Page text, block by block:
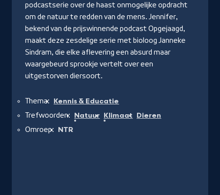
podcastserie over de haast onmogelijke opdracht
om de natuur te redden van de mens. Jennifer,
bekend van de prijswinnende podcast Opgejaagd,
maakt deze zesdelige serie met bioloog Janneke
Sindram, die elke aflevering een absurd maar
waargebeurd sprookje vertelt over een
uitgestorven diersoort.
Thema: Kennis & Educatie
Trefwoorden: Natuur Klimaat Dieren
Omroep: NTR